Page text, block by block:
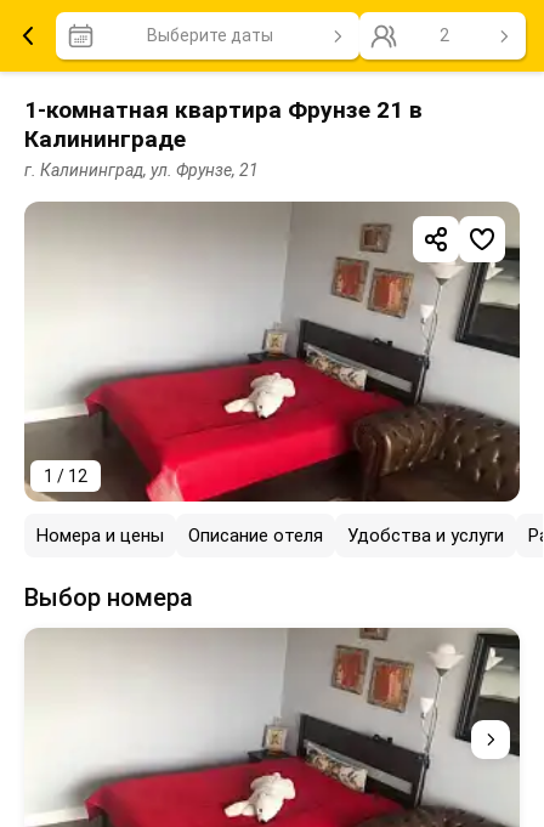
Выберите даты 2
1-комнатная квартира Фрунзе 21 в
Калининграде
г. Калининград, ул. Фрунзе, 21
1 / 12
Номера и цены Описание отеля Удобства и услуги
Выбор номера